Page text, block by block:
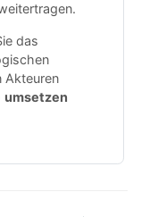
das
Akteuren
umsetzen